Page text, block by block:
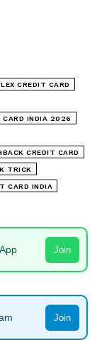
CREDIT CARD
CARD INDIA 2026
CREDIT CARD
TRICK
CARD INDIA
Join
Join